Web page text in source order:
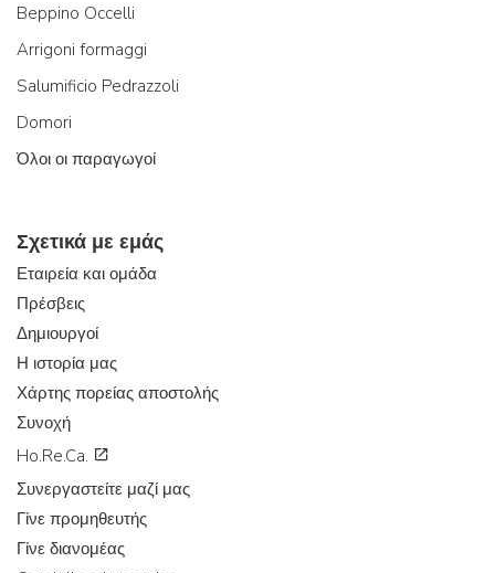
Beppino Occelli
Arrigoni formaggi
Salumificio Pedrazzoli
Domori
Όλοι οι παραγωγοί
Σχετικά με εμάς
Εταιρεία και ομάδα
Πρέσβεις
Δημιουργοί
Η ιστορία μας
Χάρτης πορείας αποστολής
Συνοχή
Ho.Re.Ca.
Συνεργαστείτε μαζί μας
Γίνε προμηθευτής
Γίνε διανομέας